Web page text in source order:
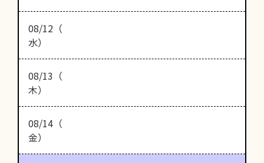
08/12（
水）
08/13（
木）
08/14（
金）